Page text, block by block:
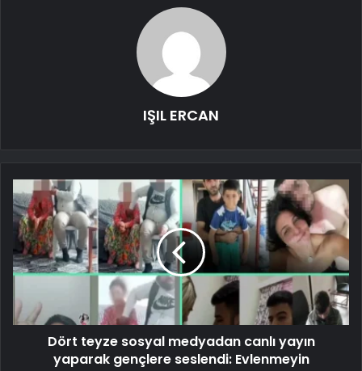
IŞIL ERCAN
Dört teyze sosyal medyadan canlı yayın
yaparak gençlere seslendi: Evlenmeyin